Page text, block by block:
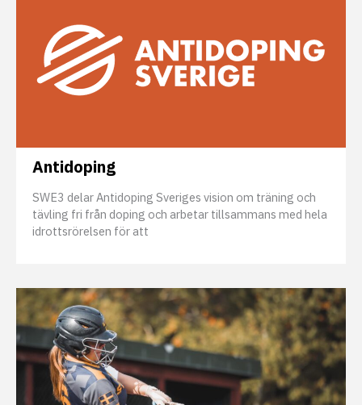
Antidoping
SWE3 delar Antidoping Sveriges vision om träning och
tävling fri från doping och arbetar tillsammans med hela
idrottsrörelsen för att